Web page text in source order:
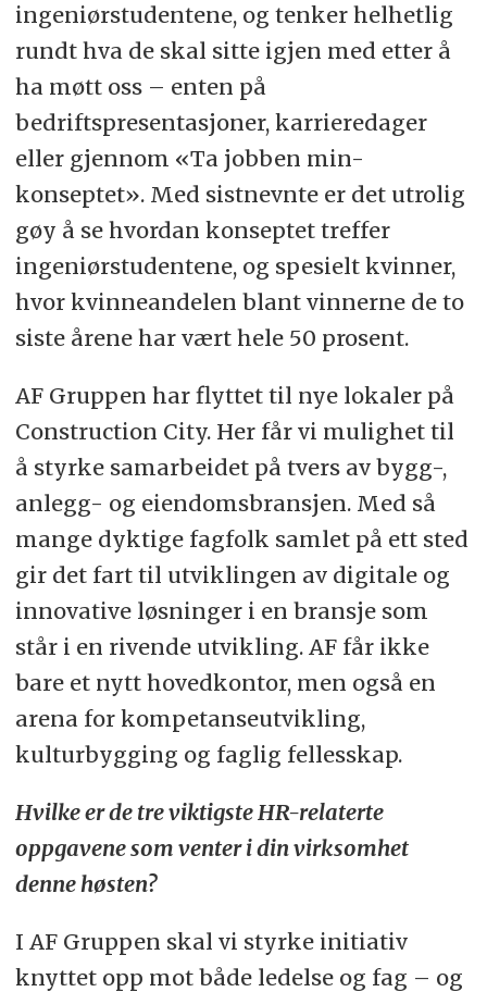
ingeniørstudentene, og tenker helhetlig
rundt hva de skal sitte igjen med etter å
ha møtt oss – enten på
bedriftspresentasjoner, karrieredager
eller gjennom «Ta jobben min-
konseptet». Med sistnevnte er det utrolig
gøy å se hvordan konseptet treffer
ingeniørstudentene, og spesielt kvinner,
hvor kvinneandelen blant vinnerne de to
siste årene har vært hele 50 prosent.
AF Gruppen har flyttet til nye lokaler på
Construction City. Her får vi mulighet til
å styrke samarbeidet på tvers av bygg-,
anlegg- og eiendomsbransjen. Med så
mange dyktige fagfolk samlet på ett sted
gir det fart til utviklingen av digitale og
innovative løsninger i en bransje som
står i en rivende utvikling. AF får ikke
bare et nytt hovedkontor, men også en
arena for kompetanseutvikling,
kulturbygging og faglig fellesskap.
Hvilke er de tre viktigste HR-relaterte
oppgavene som venter i din virksomhet
denne høsten?
I AF Gruppen skal vi styrke initiativ
knyttet opp mot både ledelse og fag – og